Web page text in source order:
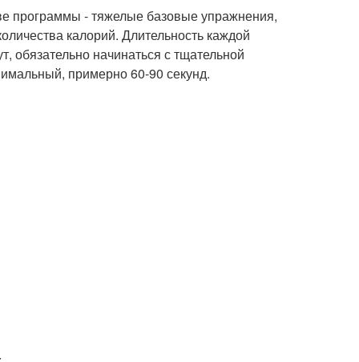
программы - тяжелые базовые упражнения,
калорий. Длительность каждой
начинаться с тщательной
примерно 60-90 секунд.